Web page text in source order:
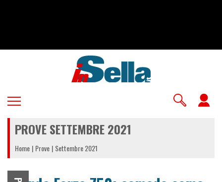
PROVE SETTEMBRE 2021
Home Prove Settembre 2021